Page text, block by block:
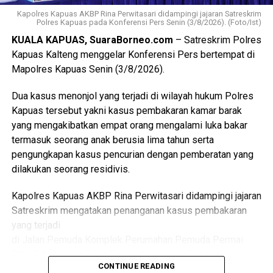
koordinasi.
“Dalam hal ini dengan pemerintah kecamatan pemerintah
desa puskesmas dan perangkat daerah terkait penanganan
kasus sosial di masyarakat sehingga pelayanan kepada
kelompok rentan dapat dilakukan secara
(Ujg/SB)
Views: 22
Bagikan ke
Messenger 0 Twitter/X 0
Kapolres Kapuas AKBP Rina Perwitasari didampingi jajaran Satreskrim
Polres Kapuas pada Konferensi Pers Senin (3/8/2026). (Foto/Ist)
KUALA KAPUAS, SuaraBorneo.com – Satreskrim Polres
Kapuas Kalteng menggelar Konferensi Pers bertempat di
Mapolres Kapuas Senin (3/8/2026).
Dua kasus menonjol yang terjadi di wilayah hukum Polres
Kapuas tersebut yakni kasus pembakaran kamar barak
yang mengakibatkan empat orang mengalami luka bakar
termasuk seorang anak berusia lima tahun serta
pengungkapan kasus pencurian dengan pemberatan yang
dilakukan seorang residivis.
Kapolres Kapuas AKBP Rina Perwitasari didampingi jajaran
Satreskrim mengatakan penanganan kasus pembakaran
yang terjadi
Blok F Kelurahan Selat Dalam Kecamatan Selat.
CONTINUE READING